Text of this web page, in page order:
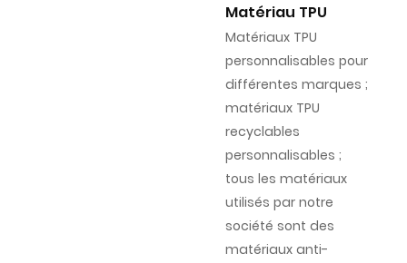
Matériau TPU
Matériaux TPU
personnalisables pour
différentes marques ;
matériaux TPU
recyclables
personnalisables ;
tous les matériaux
utilisés par notre
société sont des
matériaux anti-